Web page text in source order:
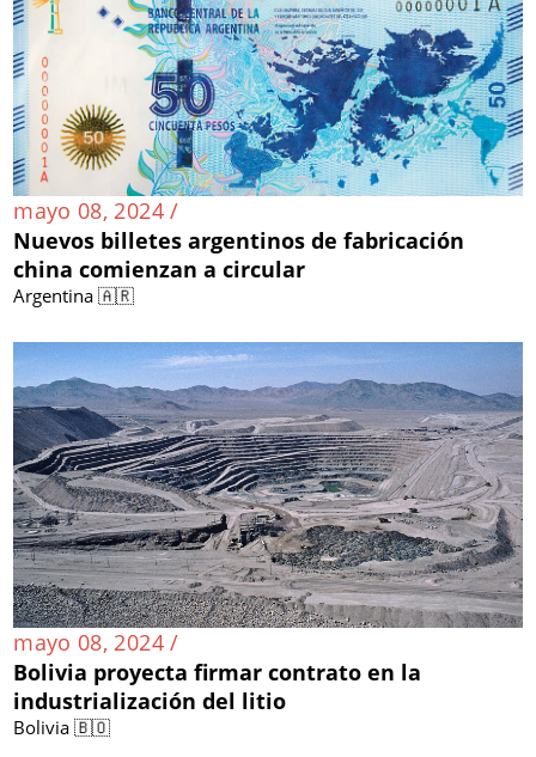
mayo 08, 2024 /
Nuevos billetes argentinos de fabricación
china comienzan a circular
Argentina 🇦🇷
mayo 08, 2024 /
Bolivia proyecta firmar contrato en la
industrialización del litio
Bolivia 🇧🇴